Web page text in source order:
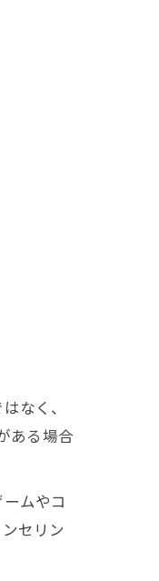
なく、
ある場合
ムやコ
セリン